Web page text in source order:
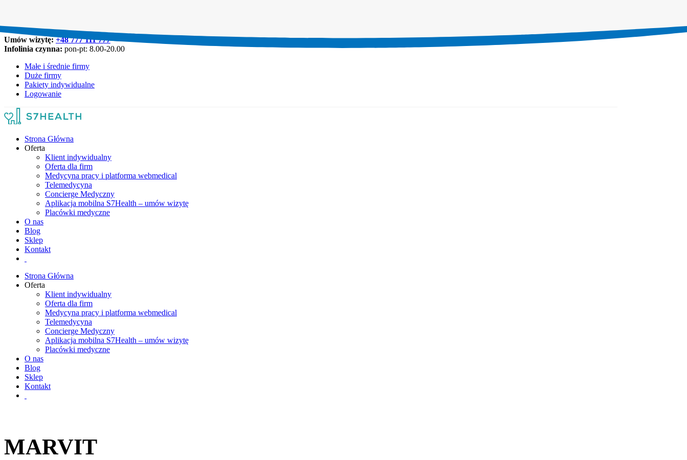
Umów wizytę:+48 777 111 777
Infolinia czynna: pon-pt: 8.00-20.00
Małe i średnie firmy
Duże firmy
Pakiety indywidualne
Logowanie
Strona Główna
Oferta
Klient indywidualny
Oferta dla firm
Medycyna pracy i platforma webmedical
Telemedycyna
Concierge Medyczny
Aplikacja mobilna S7Health – umów wizytę
Placówki medyczne
O nas
Blog
Sklep
Kontakt
Strona Główna
Oferta
Klient indywidualny
Oferta dla firm
Medycyna pracy i platforma webmedical
Telemedycyna
Concierge Medyczny
Aplikacja mobilna S7Health – umów wizytę
Placówki medyczne
O nas
Blog
Sklep
Kontakt
MARVIT